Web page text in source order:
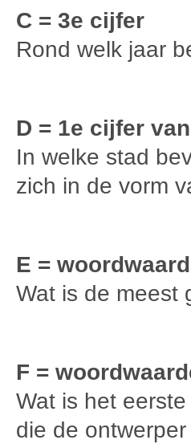
C = 3e cijfer
Rond welk jaar
D = 1e cijfer
In welke stad
zich in de vorm
E =
Wat is de meest
F =
Wat is het
die de